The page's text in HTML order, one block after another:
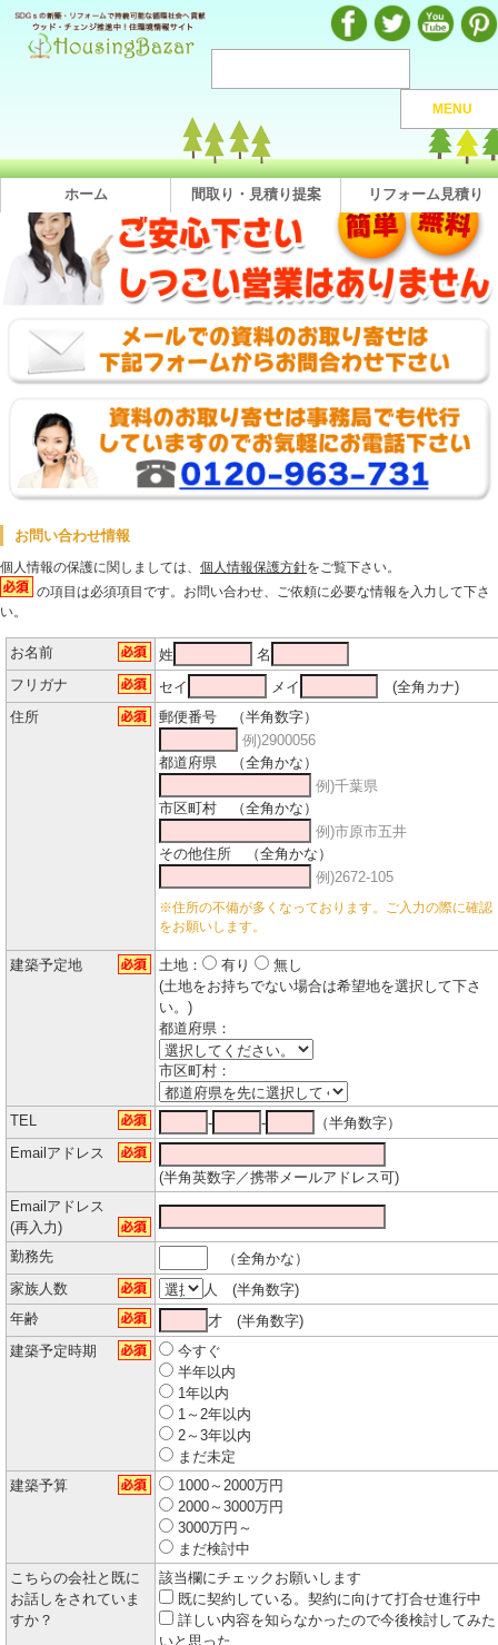
MENU
ホーム 間取り・見積り提案 リフォーム見積り
注文住宅のマンガや施工実例、動画を見ながら地域の優良工務店が探せるハウジングバザール
株式会社ファンズホーム
株式会社ファンズホームへのお問い合わせ
お問い合わせ情報
個人情報の保護に関しましては、 個人情報保護方針をご覧下さい。
の項目は必須項目です。お問い合わせ、ご依頼に必要な情報を入力して下さ
い。
お名前 姓
名
フリガナ
セイ メイ
(全角カナ)
住所
郵便番号 （半角数字）
例)2900056
都道府県 （全角かな）
例)千葉県
市区町村 （全角かな）
例)市原市五井
その他住所 （全角かな）
例)2672-105
※住所の不備が多くなっております。ご入力の際に確認
をお願いします。
建築予定地 土地： 有り
無し
(土地をお持ちでない場合は希望地を選択して下さ
い。)
都道府県：
市区町村：
TEL - -
（半角数字）
Emailアドレス
(半角英数字／携帯メールアドレス可)
Emailアドレス
(再入力)
勤務先
（全角かな）
家族人数
人 (半角数字)
年齢
才 (半角数字)
建築予定時期
今すぐ
半年以内
1年以内
1～2年以内
2～3年以内
まだ未定
建築予算
1000～2000万円
2000～3000万円
3000万円～
まだ検討中
こちらの会社と既に
お話しをされていま
すか？
該当欄にチェックお願いします
既に契約している。契約に向けて打合せ進行中
詳しい内容を知らなかったので今後検討してみた
いと思った